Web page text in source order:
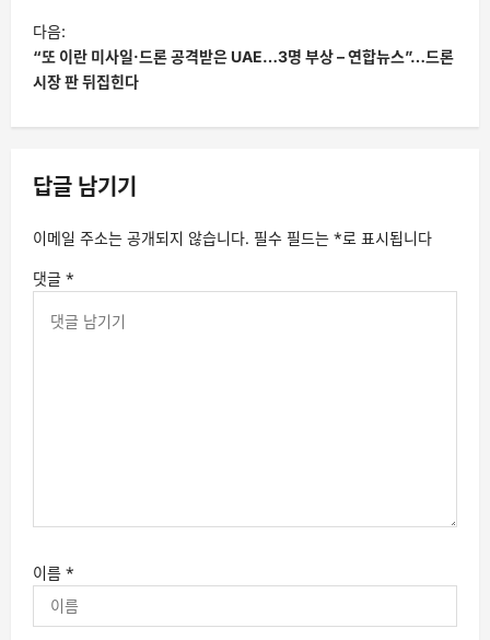
다음:
“또 이란 미사일·드론 공격받은 UAE…3명 부상 – 연합뉴스”…드론
시장 판 뒤집힌다
답글 남기기
이메일 주소는 공개되지 않습니다. 필수 필드는 *로 표시됩니다
댓글 *
이름 *